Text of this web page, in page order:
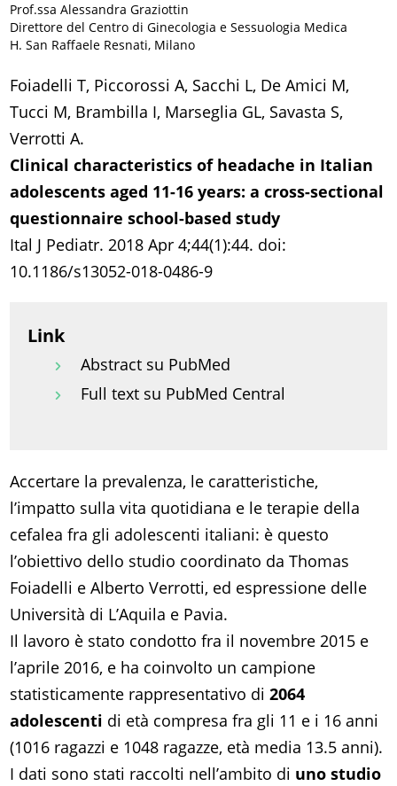
Prof.ssa Alessandra Graziottin
Direttore del Centro di Ginecologia e Sessuologia Medica
H. San Raffaele Resnati, Milano
Foiadelli T, Piccorossi A, Sacchi L, De Amici M,
Tucci M, Brambilla I, Marseglia GL, Savasta S,
Verrotti A.
Clinical characteristics of headache in Italian
adolescents aged 11-16 years: a cross-sectional
questionnaire school-based study
Ital J Pediatr. 2018 Apr 4;44(1):44. doi:
10.1186/s13052-018-0486-9
Link
Abstract su PubMed
Full text su PubMed Central
Accertare la prevalenza, le caratteristiche,
l’impatto sulla vita quotidiana e le terapie della
cefalea fra gli adolescenti italiani: è questo
l’obiettivo dello studio coordinato da Thomas
Foiadelli e Alberto Verrotti, ed espressione delle
Università di L’Aquila e Pavia.
Il lavoro è stato condotto fra il novembre 2015 e
l’aprile 2016, e ha coinvolto un campione
statisticamente rappresentativo di2064
adolescenti di età compresa fra gli 11 e i 16 anni
(1016 ragazzi e 1048 ragazze, età media 13.5 anni).
I dati sono stati raccolti nell’ambito di uno studio